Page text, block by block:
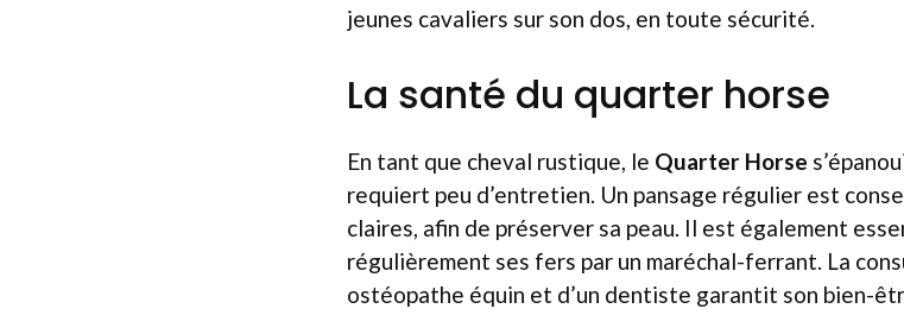
jeunes cavaliers sur son dos, en toute sécurité.
La santé du quarter horse
En tant que cheval rustique, le Quarter Horse
requiert peu d’entretien. Un pansage régulier est
claires, afin de préserver sa peau. Il est également
régulièrement ses fers par un maréchal-ferrant. La
ostéopathe équin et d’un dentiste garantit son bien-